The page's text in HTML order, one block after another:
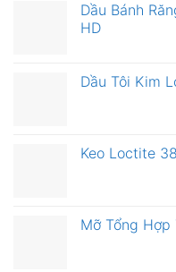
Dầu Bánh
HD
Dầu Tôi Kim
Keo Loctite
Mỡ Tổng